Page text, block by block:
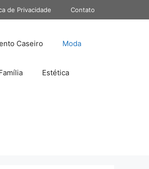
de Privacidade Contato
Caseiro Moda
Estética